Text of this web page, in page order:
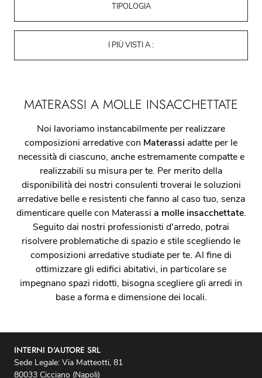
TIPOLOGIA
I PIÙ VISTI A :
MATERASSI A MOLLE INSACCHETTATE
Noi lavoriamo instancabilmente per realizzare
composizioni arredative con Materassi adatte per le
necessità di ciascuno, anche estremamente compatte e
realizzabili su misura per te. Per merito della
disponibilità dei nostri consulenti troverai le soluzioni
arredative belle e resistenti che fanno al caso tuo, senza
dimenticare quelle con Materassi a molle insacchettate.
Seguito dai nostri professionisti d'arredo, potrai
risolvere problematiche di spazio e stile scegliendo le
composizioni arredative studiate per te. Al fine di
ottimizzare gli edifici abitativi, in particolare se
impegnano spazi ridotti, bisogna scegliere gli arredi in
base a forma e dimensione dei locali.
INTERNI D'AUTORE SRL
Sede Legale: Via Matteotti, 81
80033 Cicciano (Napoli)